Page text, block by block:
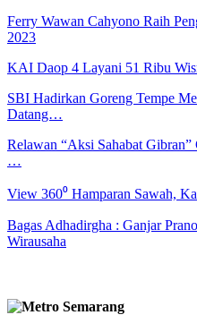
Ferry Wawan Cahyono Raih
2023
KAI Daop 4 Layani 51 Ribu
SBI Hadirkan Goreng Tempe
Datang…
Relawan “Aksi Sahabat Gibran”
…
View 360⁰ Hamparan Sawah,
Bagas Adhadirgha : Ganjar
Wirausaha